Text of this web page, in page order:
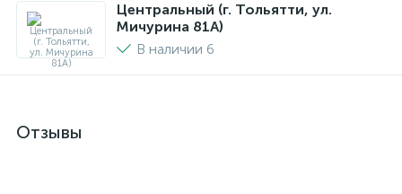
Центральный (г. Тольятти, ул.
Мичурина 81А)
В наличии 6
Отзывы